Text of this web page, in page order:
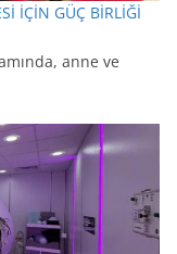
İÇİN GÜÇ BİRLİĞİ
anne ve